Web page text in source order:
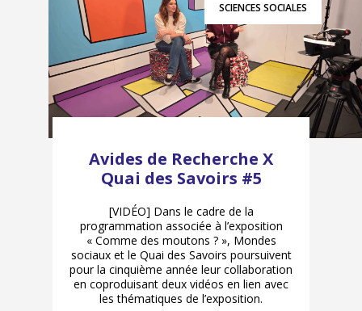
SCIENCES SOCIALES
Avides de Recherche X
Quai des Savoirs #5
[VIDÉO] Dans le cadre de la
programmation associée à l’exposition
« Comme des moutons ? », Mondes
sociaux et le Quai des Savoirs poursuivent
pour la cinquième année leur collaboration
en coproduisant deux vidéos en lien avec
les thématiques de l’exposition.